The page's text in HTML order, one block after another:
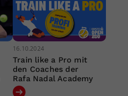
16.10.2024
Train like a Pro mit
den Coaches der
Rafa Nadal Academy